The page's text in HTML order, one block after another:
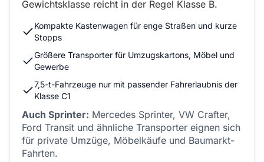
Gewichtsklasse reicht in der Regel Klasse B.
Kompakte Kastenwagen für enge Straßen und kurze
Stopps
Größere Transporter für Umzugskartons, Möbel und
Gewerbe
7,5-t-Fahrzeuge nur mit passender Fahrerlaubnis der
Klasse C1
Auch Sprinter: Mercedes Sprinter, VW Crafter,
Ford Transit und ähnliche Transporter eignen sich
für private Umzüge, Möbelkäufe und Baumarkt-
Fahrten.